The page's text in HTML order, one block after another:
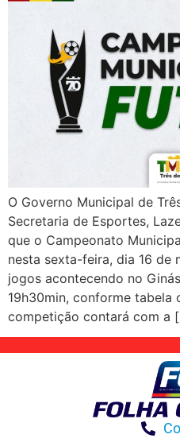
O Governo Municipal de
Secretaria de Esportes,
que o Campeonato
nesta sexta-feira, dia 16 de
jogos acontecendo no
19h30min, conforme tabela
competição contará com a